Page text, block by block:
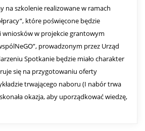
na szkolenie realizowane w ramach
które poświęcone będzie
w projekcie grantowym
prowadzonym przez Urząd
Spotkanie będzie miało charakter
się na przygotowaniu oferty
trwającego naboru (I nabór trwa
okazja, aby uporządkować wiedzę,